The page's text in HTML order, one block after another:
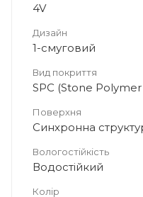
4V
Дизайн
1-смуговий
Вид покриття
SPC (Stone
Поверхня
Синхронна
Вологостійкість
Водостійкий
Колір